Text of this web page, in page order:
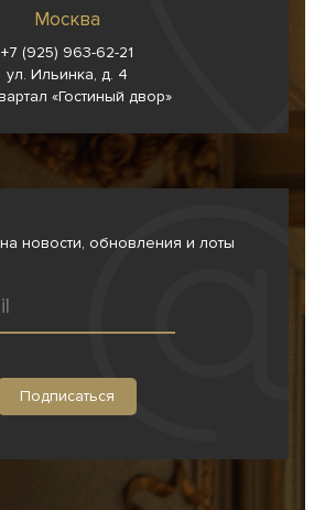
Москва
+7 (925) 963-62-21
ул. Ильинка, д. 4
«Гостиный двор»
новости, обновления и лоты